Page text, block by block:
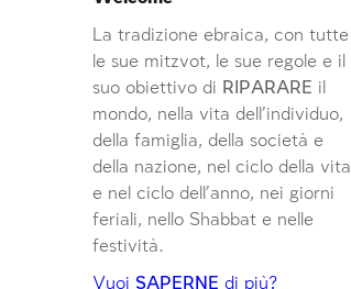
La tradizione ebraica, con tutte
le sue mitzvot, le sue regole e il
suo obiettivo di RIPARARE il
mondo, nella vita dell’individuo,
della famiglia, della società e
della nazione, nel ciclo della vita
e nel ciclo dell’anno, nei giorni
feriali, nello Shabbat e nelle
festività.
Vuoi SAPERNE di più?